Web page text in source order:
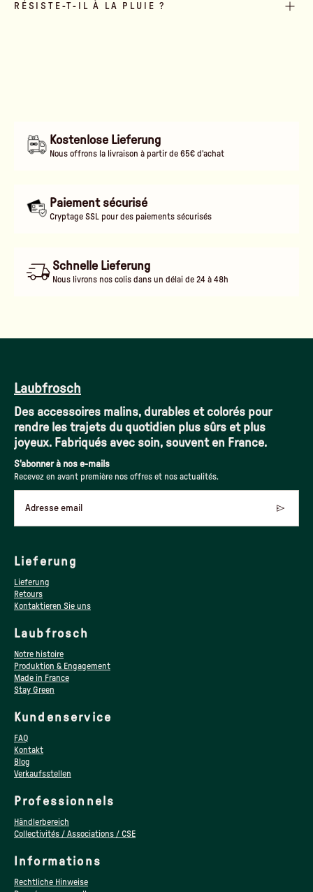
RÉSISTE-T-IL À LA PLUIE ?
Kostenlose Lieferung
Nous offrons la livraison à partir de 65€ d'achat
Paiement sécurisé
Cryptage SSL pour des paiements sécurisés
Schnelle Lieferung
Nous livrons nos colis dans un délai de 24 à 48h
Laubfrosch
Des accessoires malins, durables et colorés pour
rendre les trajets du quotidien plus sûrs et plus
joyeux. Fabriqués avec soin, souvent en France.
S'abonner à nos e-mails
Recevez en avant première nos offres et nos actualités.
Adresse email
Lieferung
Lieferung
Retours
Kontaktieren Sie uns
Laubfrosch
Notre histoire
Produktion & Engagement
Made in France
Stay Green
Kundenservice
FAQ
Kontakt
Blog
Verkaufsstellen
Professionnels
Händlerbereich
Collectivités / Associations / CSE
Informations
Rechtliche Hinweise